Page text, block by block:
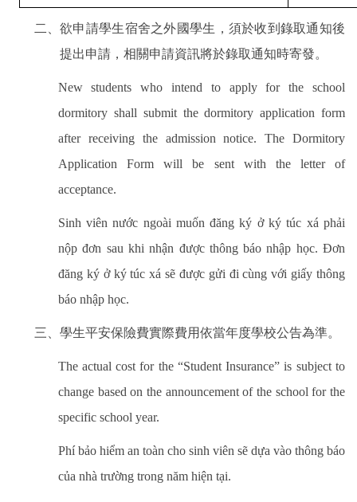
二、欲申請學生宿舍之外國學生，須於收到錄取通知後
提出申請，相關申請資訊將於錄取通知時寄發。
New students who intend to apply for the school
dormitory shall submit the dormitory application form
after receiving the admission notice. The Dormitory
Application Form will be sent with the letter of
acceptance.
Sinh viên nước ngoài muốn đăng ký ở ký túc xá phải
nộp đơn sau khi nhận được thông báo nhập học. Đơn
đăng ký ở ký túc xá sẽ được gửi đi cùng với giấy thông
báo nhập học.
三、學生平安保險費實際費用依當年度學校公告為準。
The actual cost for the “Student Insurance” is subject to
change based on the announcement of the school for the
specific school year.
Phí bảo hiểm an toàn cho sinh viên sẽ dựa vào thông báo
của nhà trường trong năm hiện tại.